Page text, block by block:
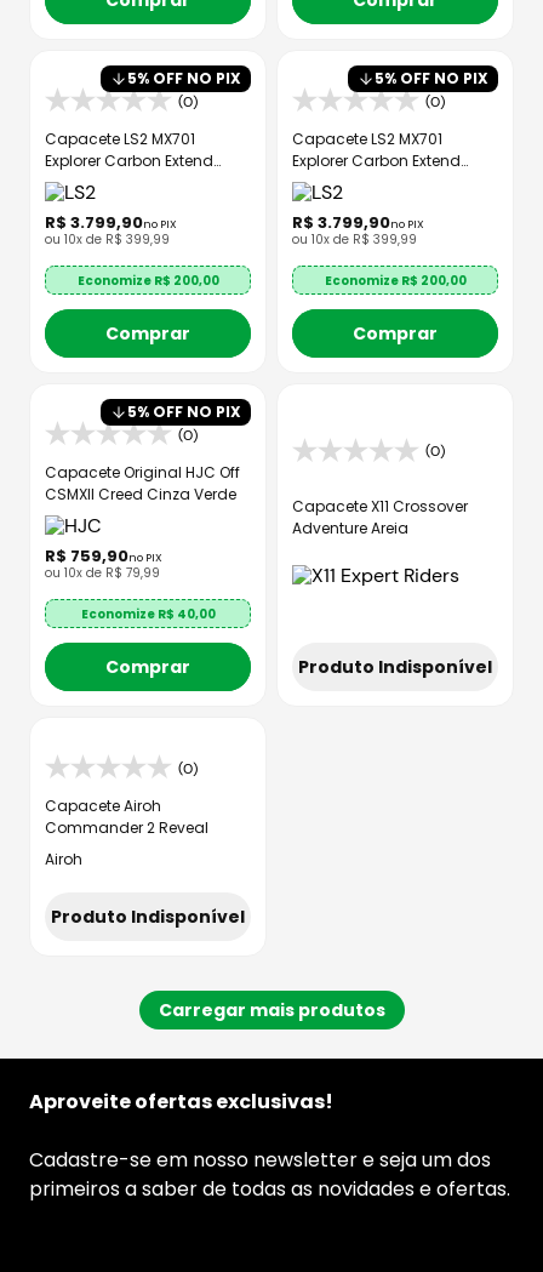
5% OFF NO PIX
(0)
Capacete LS2 MX701
Explorer Carbon Extend
Vermelho Fosco
R$ 3.799,90no PIX
ou 10x de R$ 399,99
Economize R$ 200,00
Comprar
5% OFF NO PIX
(0)
Capacete LS2 MX701
Explorer Carbon Extend
Verde Militar Fosco
R$ 3.799,90no PIX
ou 10x de R$ 399,99
Economize R$ 200,00
Comprar
5% OFF NO PIX
(0)
Capacete Original HJC Off
CSMXII Creed Cinza Verde
R$ 759,90no PIX
ou 10x de R$ 79,99
Economize R$ 40,00
Comprar
(0)
Capacete X11 Crossover
Adventure Areia
Produto Indisponível
(0)
Capacete Airoh
Commander 2 Reveal
Airoh
Produto Indisponível
Aproveite ofertas exclusivas!
Cadastre-se em nosso newsletter e seja um dos
primeiros a saber de todas as novidades e ofertas.